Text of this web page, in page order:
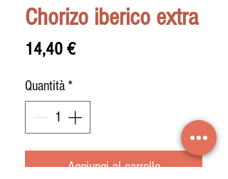
Chorizo iberico extra
14,40 €Prezzo
Quantità *
Aggiungi al carrello